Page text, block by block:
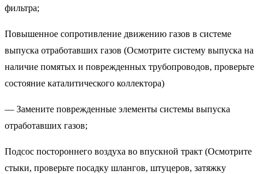
фильтра;
Повышенное сопротивление движению газов в системе
выпуска отработавших газов (Осмотрите систему выпуска на
наличие помятых и поврежденных трубопроводов, проверьте
состояние каталитического коллектора)
— Замените поврежденные элементы системы выпуска
отработавших газов;
Подсос постороннего воздуха во впускной тракт (Осмотрите
стыки, проверьте посадку шлангов, штуцеров, затяжку